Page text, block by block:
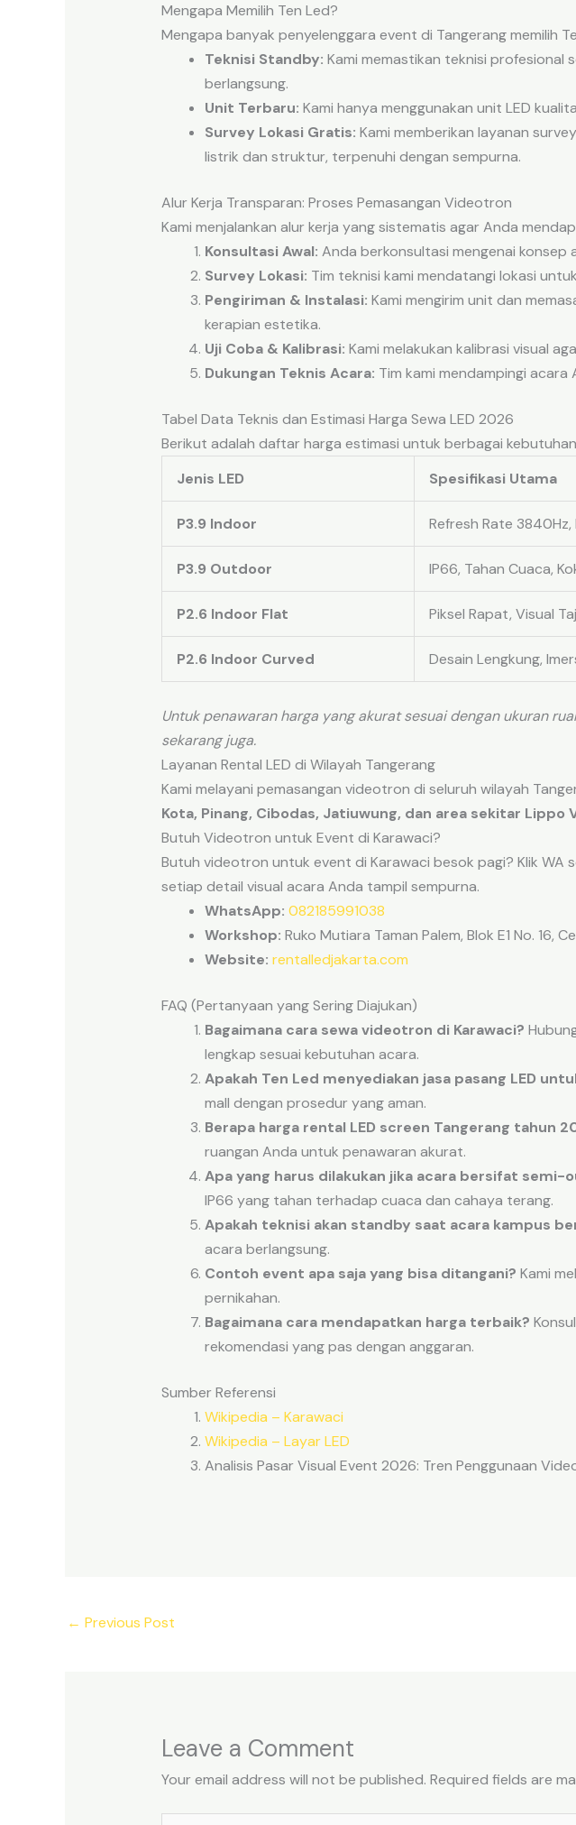
Mengapa Memilih Ten Led?
Mengapa banyak penyelenggara event di Tangerang memilih
Teknisi Standby: Kami memastikan teknisi profesional
berlangsung.
Unit Terbaru: Kami hanya menggunakan unit LED
Survey Lokasi Gratis: Kami memberikan layanan
listrik dan struktur, terpenuhi dengan sempurna.
Alur Kerja Transparan: Proses Pemasangan Videotron
Kami menjalankan alur kerja yang sistematis agar Anda
Konsultasi Awal: Anda berkonsultasi mengenai konsep
Survey Lokasi: Tim teknisi kami mendatangi lokasi
Pengiriman & Instalasi: Kami mengirim unit dan
kerapian estetika.
Uji Coba & Kalibrasi: Kami melakukan kalibrasi visual
Dukungan Teknis Acara: Tim kami mendampingi acara
Tabel Data Teknis dan Estimasi Harga Sewa LED 2026
Berikut adalah daftar harga estimasi untuk berbagai
Jenis LED
Spesifikasi Utama
P3.9 Indoor Refresh Rate
P3.9 Outdoor IP66, Tahan Cuaca,
P2.6 Indoor Flat Piksel Rapat, Visual
P2.6 Indoor Curved Desain Lengkung,
Untuk penawaran harga yang akurat sesuai dengan ukuran
sekarang juga.
Layanan Rental LED di Wilayah Tangerang
Kami melayani pemasangan videotron di seluruh wilayah
Kota, Pinang, Cibodas, Jatiuwung, dan area sekitar Lippo
Butuh Videotron untuk Event di Karawaci?
Butuh videotron untuk event di Karawaci besok pagi? Klik WA
setiap detail visual acara Anda tampil sempurna.
WhatsApp: 082185991038
Workshop: Ruko Mutiara Taman Palem, Blok E1 No. 16,
Website: rentalledjakarta.com
FAQ (Pertanyaan yang Sering Diajukan)
Bagaimana cara sewa videotron di Karawaci?
lengkap sesuai kebutuhan acara.
Apakah Ten Led menyediakan jasa pasang LED
mall dengan prosedur yang aman.
Berapa harga rental LED screen Tangerang tahun
ruangan Anda untuk penawaran akurat.
Apa yang harus dilakukan jika acara bersifat semi-
IP66 yang tahan terhadap cuaca dan cahaya terang.
Apakah teknisi akan standby saat acara kampus
acara berlangsung.
Contoh event apa saja yang bisa ditangani? Kami
pernikahan.
Bagaimana cara mendapatkan harga terbaik?
rekomendasi yang pas dengan anggaran.
Sumber Referensi
Wikipedia – Karawaci
Wikipedia – Layar LED
Analisis Pasar Visual Event 2026: Tren Penggunaan
← Previous Post
Leave a Comment
Your email address will not be published. Required fields are